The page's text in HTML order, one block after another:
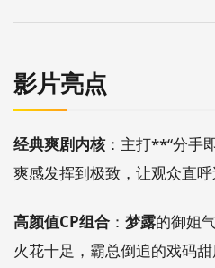
影片亮点
经典爽剧内核：主打**“分手
爽感发挥到极致，让观众直
高颜值CP组合 ： 梦露的御姐
火花十足，霸总倒追的戏码